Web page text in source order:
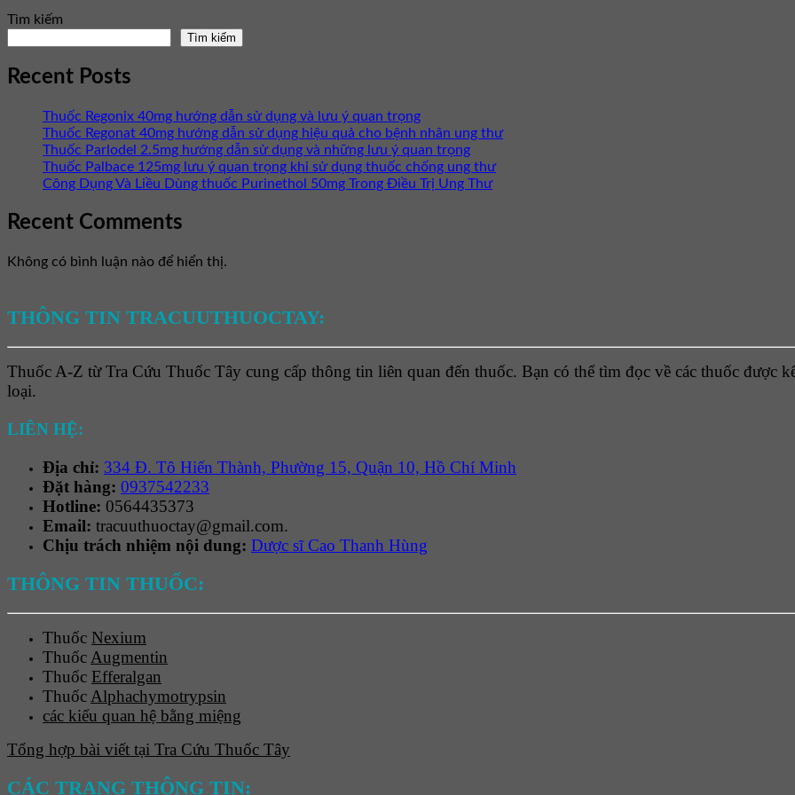
Tìm kiếm
Tìm kiếm
Recent Posts
Thuốc Regonix 40mg hướng dẫn sử dụng và lưu ý quan trọng
Thuốc Regonat 40mg hướng dẫn sử dụng hiệu quả cho bệnh nhân ung thư
Thuốc Parlodel 2.5mg hướng dẫn sử dụng và những lưu ý quan trọng
Thuốc Palbace 125mg lưu ý quan trọng khi sử dụng thuốc chống ung thư
Công Dụng Và Liều Dùng thuốc Purinethol 50mg Trong Điều Trị Ung Thư
Recent Comments
Không có bình luận nào để hiển thị.
THÔNG TIN TRACUUTHUOCTAY:
Thuốc A-Z từ Tra Cứu Thuốc Tây cung cấp thông tin liên quan đến thuốc. Bạn có thể tìm đọc về các thuốc được
loại.
LIÊN HỆ:
Địa chỉ: 334 Đ. Tô Hiến Thành, Phường 15, Quận 10, Hồ Chí Minh
Đặt hàng: 0937542233
Hotline: 0564435373
Email: tracuuthuoctay@gmail.com.
Chịu trách nhiệm nội dung: Dược sĩ Cao Thanh Hùng
THÔNG TIN THUỐC:
Thuốc Nexium
Thuốc Augmentin
Thuốc Efferalgan
Thuốc Alphachymotrypsin
các kiểu quan hệ bằng miệng
Tổng hợp bài viết tại Tra Cứu Thuốc Tây
CÁC TRANG THÔNG TIN: